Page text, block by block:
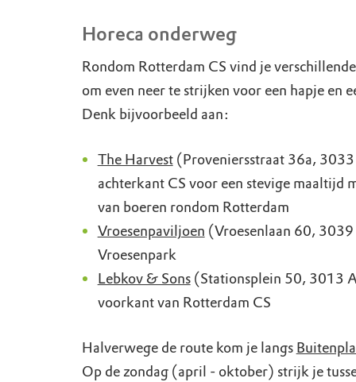
Horeca onderweg
Rondom Rotterdam CS vind je
om even neer te strijken voor een hapje en
Denk bijvoorbeeld aan:
The Harvest(Proveniersstraat 36a,
achterkant CS voor een stevige maaltijd
van boeren rondom Rotterdam
Vroesenpaviljoen (Vroesenlaan 60,
Vroesenpark
Lebkov & Sons(Stationsplein 50, 3013
voorkant van Rotterdam CS
Halverwege de route kom je langs
Op de zondag (april - oktober) strijk je